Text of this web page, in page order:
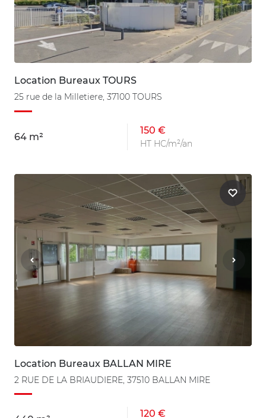
Location Bureaux TOURS
25 rue de la Milletiere, 37100 TOURS
64 m²
150 €
HT HC/m²/an
Location Bureaux BALLAN MIRE
2 RUE DE LA BRIAUDIERE, 37510 BALLAN MIRE
120 €